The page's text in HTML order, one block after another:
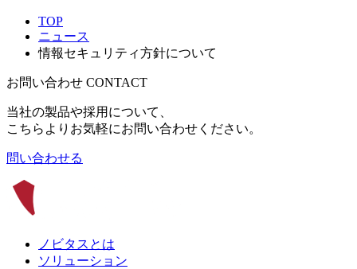
TOP
ニュース
情報セキュリティ方針について
お問い合わせ CONTACT
当社の製品や採用について、
こちらよりお気軽にお問い合わせください。
問い合わせる
ノビタスとは
ソリューション